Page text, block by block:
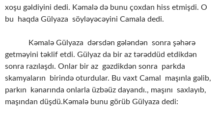
xoşu gəldiyini dedi. Kəmalə də bunu çoxdan hiss etmişdi. O
bu haqda Gülyaza söyləyəcəyini Camala dedi.
Kəmalə Gülyaza dərsdən gələndən sonra şəhərə
getməyini təklif etdi. Gülyaz da bir az tərəddüd etdikdən
sonra razılaşdı. Onlar bir az gəzdikdən sonra parkda
skamyaların birində oturdular. Bu vaxt Camal maşınla gəlib,
parkın kənarında onlarla üzbəüz dayandı., maşını saxlayıb,
maşından düşdü.Kəmalə bunu görüb Gülyaza dedi: